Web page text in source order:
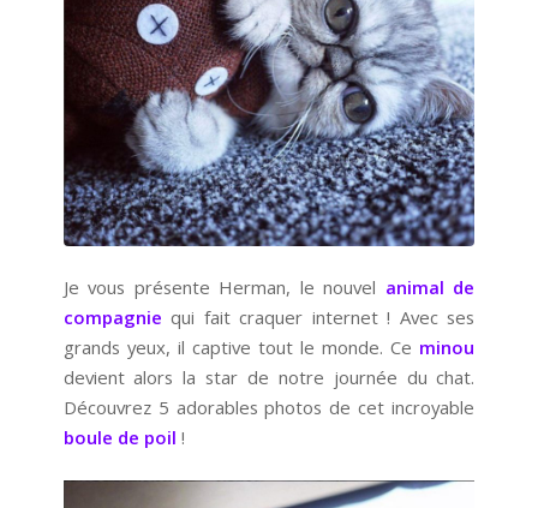
Je vous présente Herman, le nouvel animal de
compagnie qui fait craquer internet ! Avec ses
grands yeux, il captive tout le monde. Ce minou
devient alors la star de notre journée du chat.
Découvrez 5 adorables photos de cet incroyable
boule de poil !